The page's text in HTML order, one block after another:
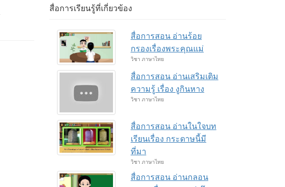
สื่อการเรียนรู้ที่เกี่ยวข้อง
สื่อการสอน อ่านร้อย
กรองเรื่องพระคุณแม่
วิชา ภาษาไทย
สื่อการสอน อ่านเสริมเติม
ความรู้ เรื่อง งูกินหาง
วิชา ภาษาไทย
สื่อการสอน อ่านในใจบท
เรียนเรื่อง กระดาษนี้มี
ที่มา
วิชา ภาษาไทย
สื่อการสอน อ่านกลอน